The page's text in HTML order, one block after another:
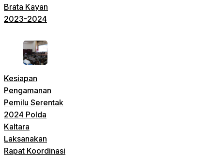
Brata Kayan
2023-2024
Kesiapan
Pengamanan
Pemilu Serentak
2024 Polda
Kaltara
Laksanakan
Rapat Koordinasi